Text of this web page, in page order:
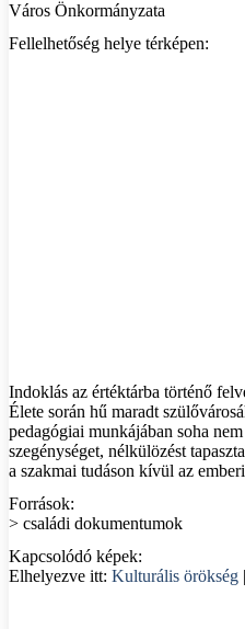
Város Önkormányzata
Fellelhetőség helye térképen:
Indoklás az értéktárba történő
Élete során hű maradt
pedagógiai munkájában soha
szegénységet, nélkülözést
a szakmai tudáson kívül az
Források:
> családi dokumentumok
Kapcsolódó képek:
Elhelyezve itt: Kulturális örökség |